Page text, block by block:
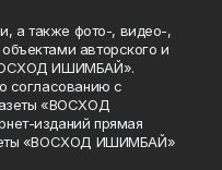
а также фото-, видео-,
авторского и
ИШИМБАЙ».
согласованию с
«ВОСХОД
изданий прямая
«ВОСХОД ИШИМБАЙ»